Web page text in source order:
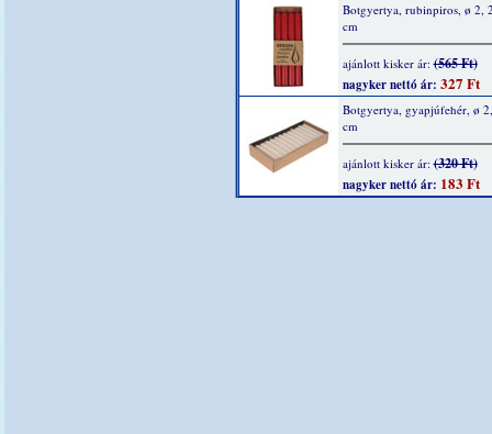
Botgyertya, rubinpiros, ø 2,
cm
ajánlott kisker ár:(565 Ft)
nagyker nettó ár: 327 Ft
Botgyertya, gyapjúfehér, ø
cm
ajánlott kisker ár:(320 Ft)
nagyker nettó ár: 183 Ft